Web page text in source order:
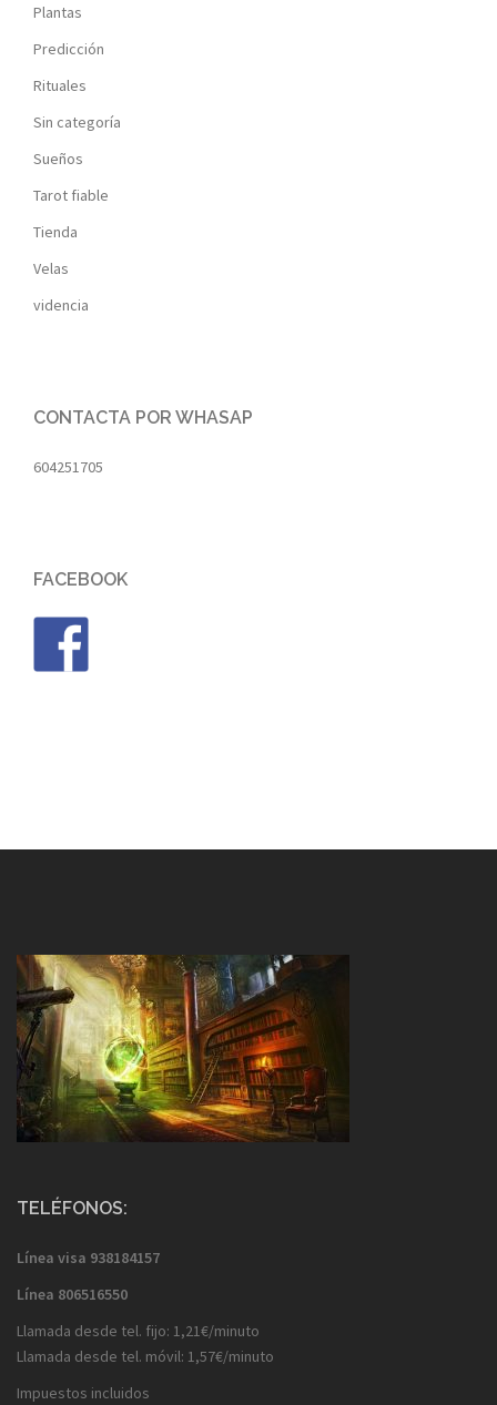
Plantas
Predicción
Rituales
Sin categoría
Sueños
Tarot fiable
Tienda
Velas
videncia
CONTACTA POR WHASAP
604251705
FACEBOOK
TELÉFONOS:
Línea visa 938184157
Línea 806516550
Llamada desde tel. fijo: 1,21€/minuto
Llamada desde tel. móvil: 1,57€/minuto
Impuestos incluidos